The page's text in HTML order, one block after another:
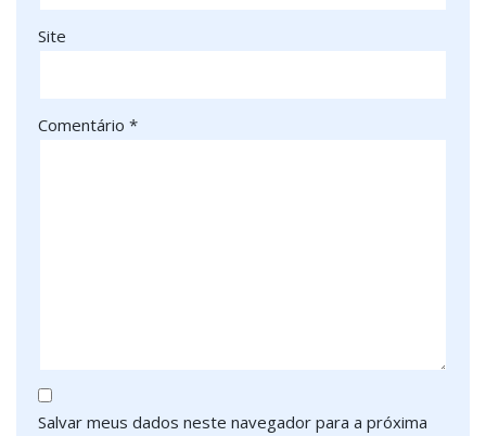
Site
Comentário *
Salvar meus dados neste navegador para a próxima